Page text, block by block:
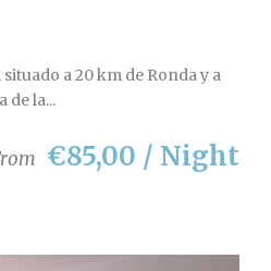
a 20 km de Ronda y a
de la...
€85,00 / Night